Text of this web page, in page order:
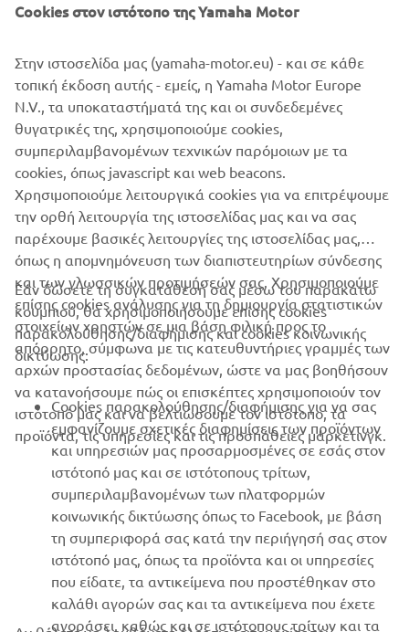
Το HARMO 2.0 είναι διαθέσιμο μόνο μέσω επιλεγμένων
Συνεργατών της Yamaha στον κλάδο θαλάσσης.
ΒΡΕΊΤΕ ΈΝΑΝ ΕΠΊΣΗΜΟ ΣΥΝΕΡΓΆΤΗ ΤΗΣ YAMAHA
ΕΤΑΙΡΕΊΑ
B2B
ΠΕΡΙΣΣΌΤΕΡΑ YAMAHA
SUPPORT
ΕΝΗΜΕΡΩΤΙΚΟ ΔΕΛΤΙΟ
Γίνετε ο πρώτος που θα μάθετε για τις τελευταίες προσφορές, τις
ειδικές εκδηλώσεις, τις νέες κυκλοφορίες και πολλά άλλα
Cookies στον ιστότοπο της Yamaha Motor
Στην ιστοσελίδα μας (yamaha-motor.eu) - και σε κάθε
τοπική έκδοση αυτής - εμείς, η Yamaha Motor Europe
N.V., τα υποκαταστήματά της και οι συνδεδεμένες
θυγατρικές της, χρησιμοποιούμε cookies,
συμπεριλαμβανομένων τεχνικών παρόμοιων με τα
cookies, όπως javascript και web beacons.
Χρησιμοποιούμε λειτουργικά cookies για να επιτρέψουμε
την ορθή λειτουργία της ιστοσελίδας μας και να σας
παρέχουμε βασικές λειτουργίες της ιστοσελίδας μας,
όπως η απομνημόνευση των διαπιστευτηρίων σύνδεσης
και των γλωσσικών προτιμήσεών σας. Χρησιμοποιούμε
επίσης cookies ανάλυσης για τη δημιουργία στατιστικών
στοιχείων χρηστών σε μια βάση φιλική προς το
απόρρητο, σύμφωνα με τις κατευθυντήριες γραμμές των
αρχών προστασίας δεδομένων, ώστε να μας βοηθήσουν
να κατανοήσουμε πώς οι επισκέπτες χρησιμοποιούν τον
ιστότοπό μας και να βελτιώσουμε τον ιστότοπο, τα
προϊόντα, τις υπηρεσίες και τις προσπάθειες μάρκετινγκ.
Εάν δώσετε τη συγκατάθεσή σας μέσω του παρακάτω
κουμπιού, θα χρησιμοποιήσουμε επίσης cookies
παρακολούθησης/διαφήμισης και cookies κοινωνικής
δικτύωσης:
Cookies παρακολούθησης/διαφήμισης για να σας
εμφανίζουμε σχετικές διαφημίσεις των προϊόντων
και υπηρεσιών μας προσαρμοσμένες σε εσάς στον
ιστότοπό μας και σε ιστότοπους τρίτων,
συμπεριλαμβανομένων των πλατφορμών
κοινωνικής δικτύωσης όπως το Facebook, με βάση
τη συμπεριφορά σας κατά την περιήγησή σας στον
ιστότοπό μας, όπως τα προϊόντα και οι υπηρεσίες
που είδατε, τα αντικείμενα που προστέθηκαν στο
καλάθι αγορών σας και τα αντικείμενα που έχετε
αγοράσει, καθώς και σε ιστότοπους τρίτων και τα